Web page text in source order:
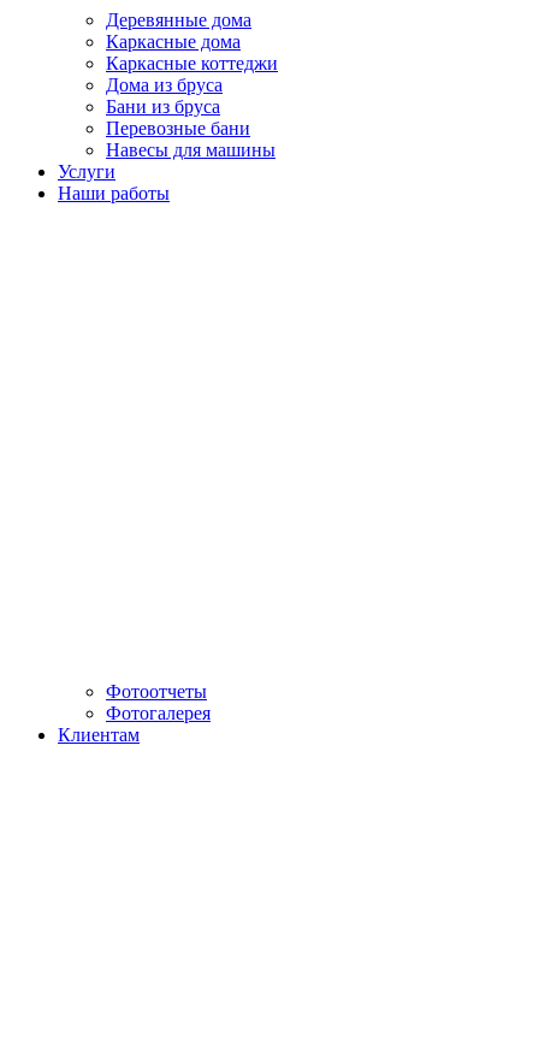
Деревянные дома
Каркасные дома
Каркасные коттеджи
Дома из бруса
Бани из бруса
Перевозные бани
Навесы для машины
Услуги
Наши работы
Фотоотчеты
Фотогалерея
Клиентам